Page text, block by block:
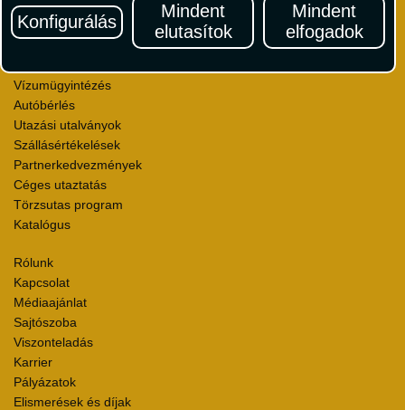
Konfigurálás
Mindent
elutasítok
Mindent
elfogadok
Vízumügyintézés
Autóbérlés
Utazási utalványok
Szállásértékelések
Partnerkedvezmények
Céges utaztatás
Törzsutas program
Katalógus
Rólunk
Kapcsolat
Médiaajánlat
Sajtószoba
Viszonteladás
Karrier
Pályázatok
Elismerések és díjak